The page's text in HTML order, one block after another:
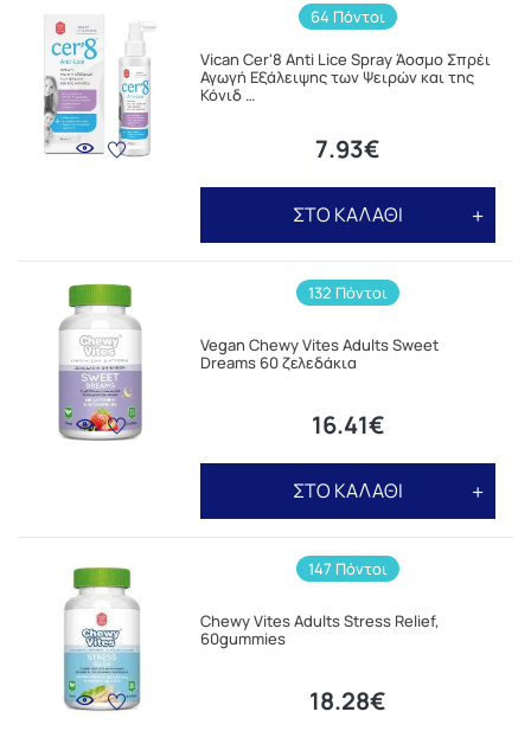
64 Πόντοι
Vican Cer'8 Anti Lice Spray Άοσμο Σπρέι
Αγωγή Εξάλειψης των Ψειρών και της
Κόνιδ …
7.93€
ΣΤΟ ΚΑΛΑΘΙ
132 Πόντοι
Vegan Chewy Vites Adults Sweet
Dreams 60 ζελεδάκια
16.41€
ΣΤΟ ΚΑΛΑΘΙ
147 Πόντοι
Chewy Vites Adults Stress Relief,
60gummies
18.28€